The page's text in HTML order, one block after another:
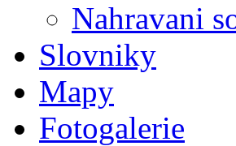
Nahravani
Slovniky
Mapy
Fotogalerie